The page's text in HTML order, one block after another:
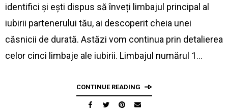
identifici și ești dispus să înveți limbajul principal al
iubirii partenerului tău, ai descoperit cheia unei
căsnicii de durată. Astăzi vom continua prin detalierea
celor cinci limbaje ale iubirii. Limbajul numărul 1…
CONTINUE READING